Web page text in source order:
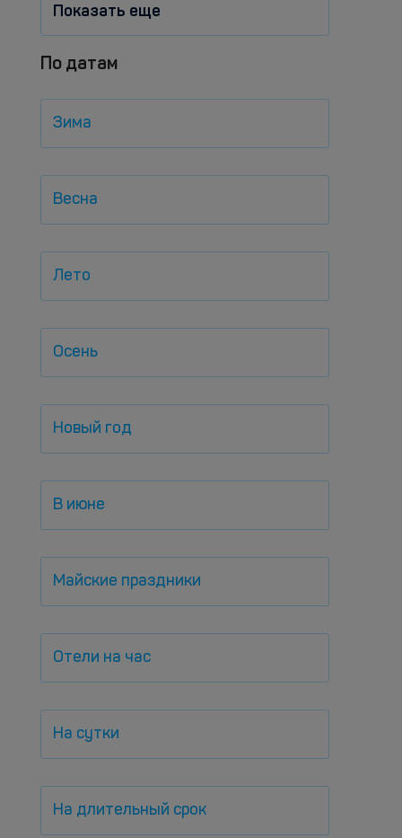
Показать еще
По датам
Зима
Весна
Лето
Осень
Новый год
В июне
Майские праздники
Отели на час
На сутки
На длительный срок